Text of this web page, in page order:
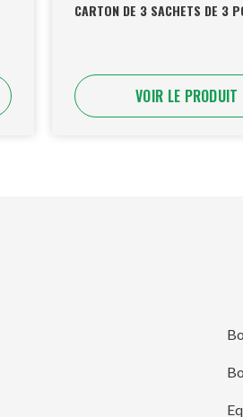
CARTON DE 3 SACHETS DE 3
VOIR LE PRODUIT